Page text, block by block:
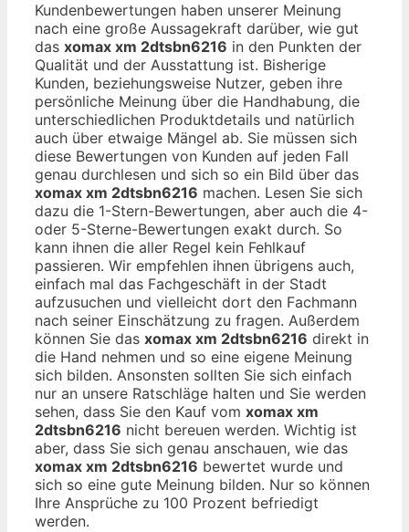
Kundenbewertungen haben unserer Meinung
nach eine große Aussagekraft darüber, wie gut
das xomax xm 2dtsbn6216 in den Punkten der
Qualität und der Ausstattung ist. Bisherige
Kunden, beziehungsweise Nutzer, geben ihre
persönliche Meinung über die Handhabung, die
unterschiedlichen Produktdetails und natürlich
auch über etwaige Mängel ab. Sie müssen sich
diese Bewertungen von Kunden auf jeden Fall
genau durchlesen und sich so ein Bild über das
xomax xm 2dtsbn6216 machen. Lesen Sie sich
dazu die 1-Stern-Bewertungen, aber auch die 4-
oder 5-Sterne-Bewertungen exakt durch. So
kann ihnen die aller Regel kein Fehlkauf
passieren. Wir empfehlen ihnen übrigens auch,
einfach mal das Fachgeschäft in der Stadt
aufzusuchen und vielleicht dort den Fachmann
nach seiner Einschätzung zu fragen. Außerdem
können Sie das xomax xm 2dtsbn6216 direkt in
die Hand nehmen und so eine eigene Meinung
sich bilden. Ansonsten sollten Sie sich einfach
nur an unsere Ratschläge halten und Sie werden
sehen, dass Sie den Kauf vom xomax xm
2dtsbn6216 nicht bereuen werden. Wichtig ist
aber, dass Sie sich genau anschauen, wie das
xomax xm 2dtsbn6216 bewertet wurde und
sich so eine gute Meinung bilden. Nur so können
Ihre Ansprüche zu 100 Prozent befriedigt
werden.